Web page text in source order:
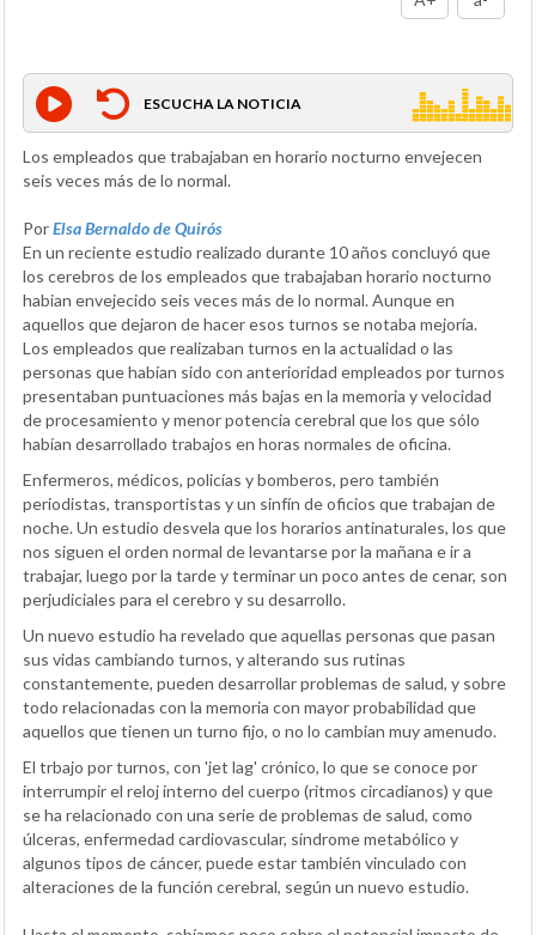
ESCUCHA LA NOTICIA
Los empleados que trabajaban en horario nocturno envejecen
seis veces más de lo normal.
PorElsa Bernaldo de Quirós
En un reciente estudio realizado durante 10 años concluyó que
los cerebros de los empleados que trabajaban horario nocturno
habian envejecido seis veces más de lo normal. Aunque en
aquellos que dejaron de hacer esos turnos se notaba mejoría.
Los empleados que realizaban turnos en la actualidad o las
personas que habían sido con anterioridad empleados por turnos
presentaban puntuaciones más bajas en la memoria y velocidad
de procesamiento y menor potencia cerebral que los que sólo
habían desarrollado trabajos en horas normales de oficina.
Enfermeros, médicos, policías y bomberos, pero también
periodistas, transportistas y un sinfín de oficios que trabajan de
noche. Un estudio desvela que los horarios antinaturales, los que
nos siguen el orden normal de levantarse por la mañana e ir a
trabajar, luego por la tarde y terminar un poco antes de cenar, son
perjudiciales para el cerebro y su desarrollo.
Un nuevo estudio ha revelado que aquellas personas que pasan
sus vidas cambiando turnos, y alterando sus rutinas
constantemente, pueden desarrollar problemas de salud, y sobre
todo relacionadas con la memoria con mayor probabilidad que
aquellos que tienen un turno fijo, o no lo cambian muy amenudo.
El trbajo por turnos, con 'jet lag' crónico, lo que se conoce por
interrumpir el reloj interno del cuerpo (ritmos circadianos) y que
se ha relacionado con una serie de problemas de salud, como
úlceras, enfermedad cardiovascular, síndrome metabólico y
algunos tipos de cáncer, puede estar también vinculado con
alteraciones de la función cerebral, según un nuevo estudio.